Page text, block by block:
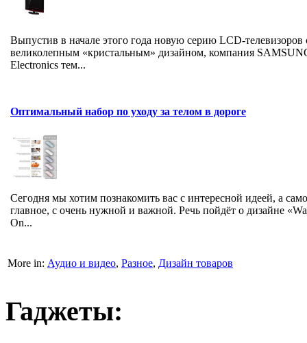
Выпустив в начале этого года новую серию LCD-телевизоров
великолепным «кристальным» дизайном, компания
Electronics тем...
Оптимальный набор по уходу за телом в дороге
Сегодня мы хотим познакомить вас с интересной идеей, а
главное, с очень нужной и важной. Речь пойдёт о дизайне
On...
More in: Аудио и видео, Разное, Дизайн товаров
Гаджеты: